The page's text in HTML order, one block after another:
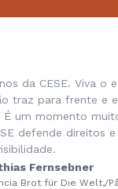
da CESE. Viva o
traz para frente e
É um momento
defende direitos
Fernsebner
Brot für Die Welt,/